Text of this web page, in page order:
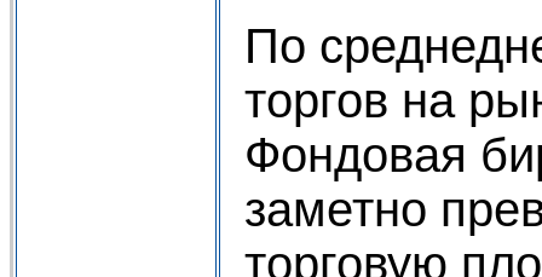
По
торгов на
Фондовая
заметно
торговую